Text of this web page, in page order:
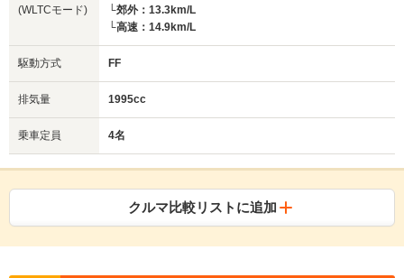
(WLTCモード)
└郊外：13.3km/L
└高速：14.9km/L
駆動方式 FF
排気量 1995cc
乗車定員 4名
クルマ比較リストに追加